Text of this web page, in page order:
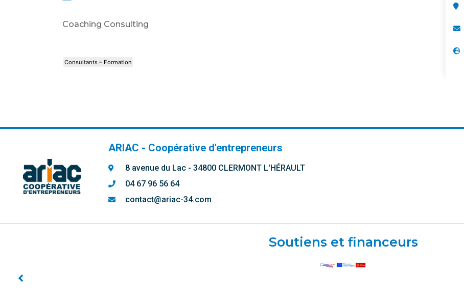
Coaching Consulting
Consultants – Formation
ARIAC - Coopérative d'entrepreneurs
8 avenue du Lac - 34800 CLERMONT L'HÉRAULT
04 67 96 56 64
contact@ariac-34.com
Soutiens et financeurs